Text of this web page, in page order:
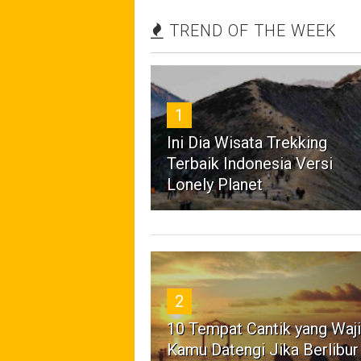
TREND OF THE WEEK
1
Ini Dia Wisata Trekking
Terbaik Indonesia Versi
Lonely Planet
2
10 Tempat Cantik yang
Kamu Datengi Jika Berlibur